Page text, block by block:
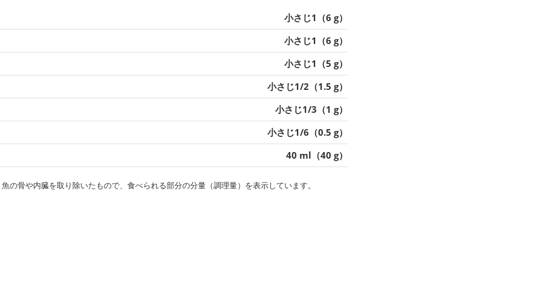
小さじ1（6 g）
小さじ1（6 g）
小さじ1（5 g）
小さじ1/2（1.5 g）
小さじ1/3（1 g）
小さじ1/6（0.5 g）
40 ml（40 g）
の骨や内臓を取り除いたもので、食べられる部分の分量（調理量）を表示しています。